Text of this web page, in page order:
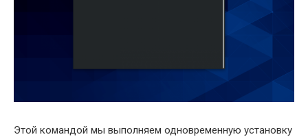
Этой командой мы выполняем одновременную установку